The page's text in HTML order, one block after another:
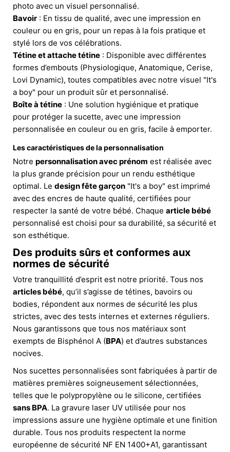
photo avec un visuel personnalisé.
Bavoir : En tissu de qualité, avec une impression en
couleur ou en gris, pour un repas à la fois pratique et
stylé lors de vos célébrations.
Tétine et attache tétine : Disponible avec différentes
formes d’embouts (Physiologique, Anatomique, Cerise,
Lovi Dynamic), toutes compatibles avec notre visuel "It's
a boy" pour un produit sûr et personnalisé.
Boîte à tétine : Une solution hygiénique et pratique
pour protéger la sucette, avec une impression
personnalisée en couleur ou en gris, facile à emporter.
Les caractéristiques de la personnalisation
Notre personnalisation avec prénom est réalisée avec
la plus grande précision pour un rendu esthétique
optimal. Le design fête garçon "It's a boy" est imprimé
avec des encres de haute qualité, certifiées pour
respecter la santé de votre bébé. Chaque article bébé
personnalisé est choisi pour sa durabilité, sa sécurité et
son esthétique.
Des produits sûrs et conformes aux
normes de sécurité
Votre tranquillité d’esprit est notre priorité. Tous nos
articles bébé, qu’il s’agisse de tétines, bavoirs ou
bodies, répondent aux normes de sécurité les plus
strictes, avec des tests internes et externes réguliers.
Nous garantissons que tous nos matériaux sont
exempts de Bisphénol A (BPA) et d’autres substances
nocives.
Nos sucettes personnalisées sont fabriquées à partir de
matières premières soigneusement sélectionnées,
telles que le polypropylène ou le silicone, certifiées
sans BPA. La gravure laser UV utilisée pour nos
impressions assure une hygiène optimale et une finition
durable. Tous nos produits respectent la norme
européenne de sécurité NF EN 1400+A1, garantissant